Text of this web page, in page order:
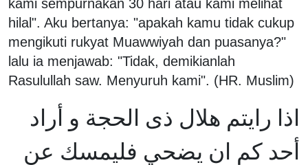
kami sempurnakan 30 hari atau kami melihat
hilal". Aku bertanya: "apakah kamu tidak cukup
mengikuti rukyat Muawwiyah dan puasanya?"
lalu ia menjawab: "Tidak, demikianlah
Rasulullah saw. Menyuruh kami". (HR. Muslim)
اذا رايتم هلال ذى الحجة و أراد
أحد كم ان يضحي فليمسك عن